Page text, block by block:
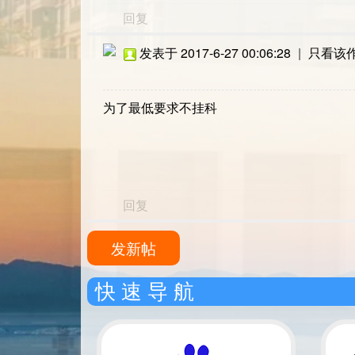
回复
发表于 2017-6-27 00:06:28 | 只看该
为了最低要求不挂科
回复
发新帖
快 速 导 航